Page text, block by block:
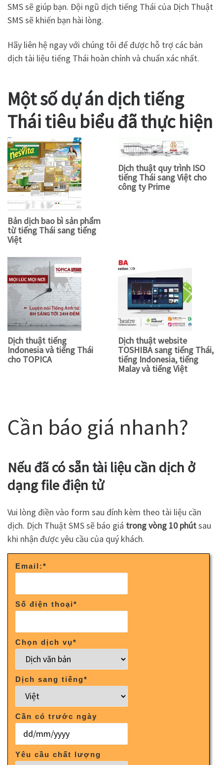
SMS sẽ giúp bạn. Đội ngũ dịch tiếng Thái của Dịch Thuật
SMS sẽ khiến bạn hài lòng.
Hãy liên hệ ngay với chúng tôi để được hỗ trợ các bản
dịch tài liệu tiếng Thái hoàn chỉnh và chuẩn xác nhất.
Một số dự án dịch tiếng
Thái tiêu biểu đã thực hiện
Bản dịch bao bì sản phẩm
từ tiếng Thái sang tiếng
Việt
Dịch thuật quy trình ISO
tiếng Thái sang Việt cho
công ty Prime
Dịch thuật tiếng
Indonesia và tiếng Thái
cho TOPICA
Dịch thuật website
TOSHIBA sang tiếng Thái,
tiếng Indonesia, tiếng
Malay và tiếng Việt
Cần báo giá nhanh?
Nếu đã có sẵn tài liệu cần dịch ở
dạng file điện tử
Vui lòng điền vào form sau đính kèm theo tài liệu cần
dịch. Dịch Thuật SMS sẽ báo giá trong vòng 10 phútsau
khi nhận được yêu cầu của quý khách.
Email:*
Số điện thoại*
Chọn dịch vụ*
Dịch sang tiếng*
Cần có trước ngày
Yêu cầu chất lượng